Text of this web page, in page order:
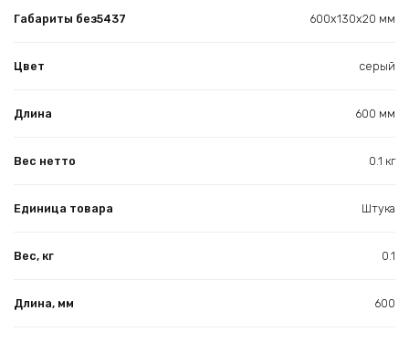
Габариты без5437 600х130х20 мм
Цвет серый
Длина 600 мм
Вес нетто 0.1 кг
Единица товара Штука
Вес, кг 0.1
Длина, мм 600